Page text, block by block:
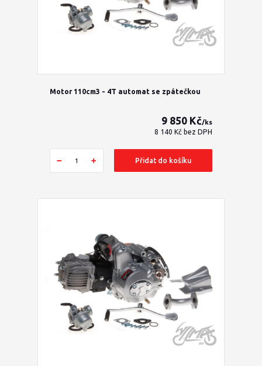
Motor 110cm3 - 4T automat se zpátečkou
9 850 Kč/ks
8 140 Kč bez DPH
Přidat do košíku